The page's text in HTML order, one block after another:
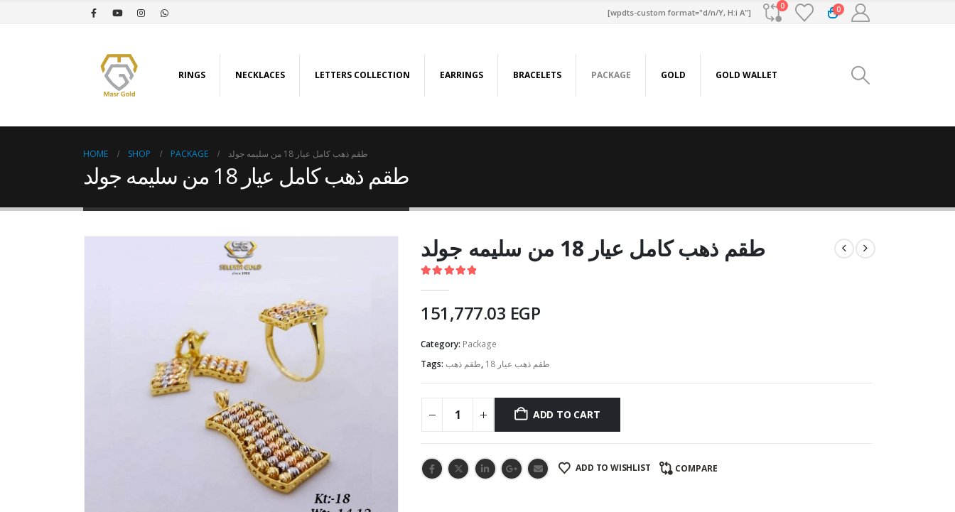
[wpdts-custom format="d/n/Y, H:i A"]
0 0
RINGS NECKLACES LETTERS COLLECTION EARRINGS BRACELETS PACKAGE GOLD GOLD WALLET
HOME SHOP PACKAGE طقم ذهب كامل عيار 18 من سليمه جولد
طقم ذهب كامل عيار 18 من سليمه جولد
طقم ذهب كامل عيار 18 من سليمه جولد
151,777.03 EGP
Category: Package
Tags: طقم ذهب, طقم ذهب عيار 18
ADD TO CART
ADD TO WISHLIST COMPARE